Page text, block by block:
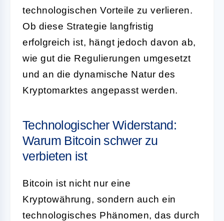
technologischen Vorteile zu verlieren.
Ob diese Strategie langfristig
erfolgreich ist, hängt jedoch davon ab,
wie gut die Regulierungen umgesetzt
und an die dynamische Natur des
Kryptomarktes angepasst werden.
Technologischer Widerstand:
Warum Bitcoin schwer zu
verbieten ist
Bitcoin ist nicht nur eine
Kryptowährung, sondern auch ein
technologisches Phänomen, das durch